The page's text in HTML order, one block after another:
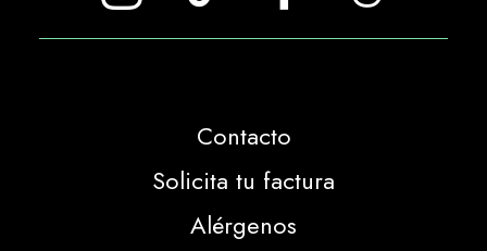
Contacto
Solicita tu factura
Alérgenos